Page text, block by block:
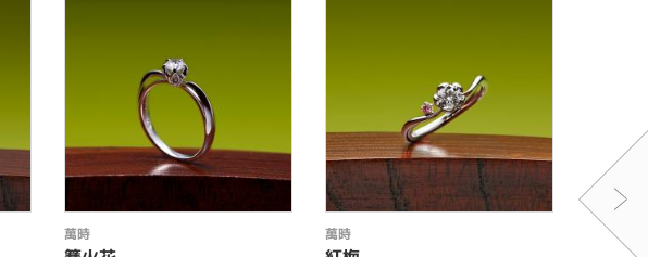
萬時 萬時 萬時